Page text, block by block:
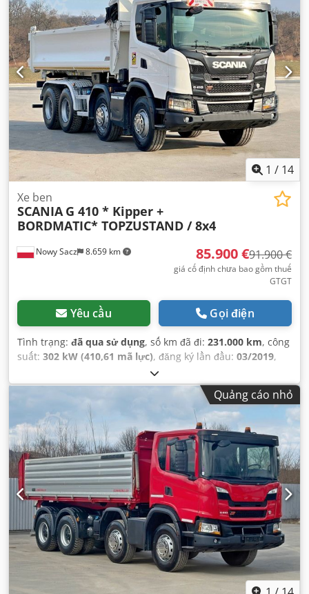
1 / 14
Nowy Sacz 8.659 km
Xe ben
SCANIA G 410 * Kipper +
BORDMATIC* TOPZUSTAND / 8x4
85.900 €91.900 €
giá cố định chưa bao gồm thuế
GTGT
Yêu cầu Gọi điện
Tình trạng: đã qua sử dụng, số km đã đi: 231.000 km, công
suất: 302 kW (410,61 mã lực), đăng ký lần đầu: 03/2019,
, trọng lượng tổng cộng:
cấu hình trục:3 trục, màu sắc:trắng, loại truyền động
, chiều dài không gian chứa hàng:
5.600 mm
, chiều rộng khoang hàng: 2.350 mm, chiều cao
khoang chứa hàng:800 mm, Năm sản xuất:2019, Thiết bị:
ABS, điều hòa không khí,
Quảng cáo nhỏ